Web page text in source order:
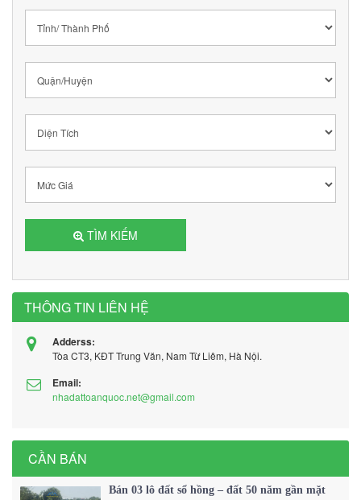
TÌM KIẾM
THÔNG TIN LIÊN HỆ
Adderss:
Tòa CT3, KĐT Trung Văn, Nam Từ Liêm, Hà Nội.
Email:
nhadattoanquoc.net@gmail.com
CẦN BÁN
Bán 03 lô đất sổ hồng – đất 50 năm gần mặt